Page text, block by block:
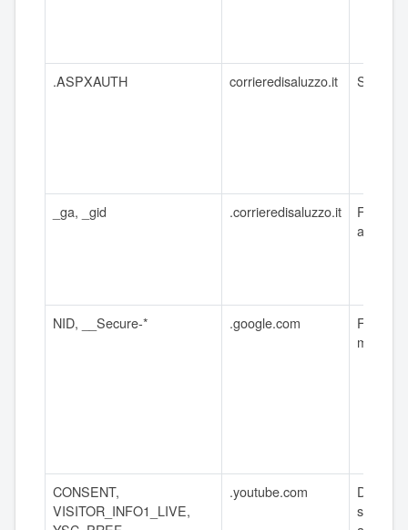
.ASPXAUTH corrieredisaluzzo.it
_ga, _gid .corrieredisaluzzo.it
Fino a 2
anni
NID, __Secure-* .google.com
Fino a 6
mesi
CONSENT,
VISITOR_INFO1_LIVE,
.youtube.com
Da
sessione